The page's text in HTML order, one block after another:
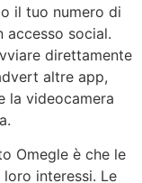
il tuo numero di
accesso social.
direttamente
altre app,
la videocamera
Omegle è che le
interessi. Le